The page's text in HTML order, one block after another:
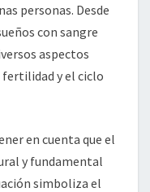
personas. Desde
con sangre
aspectos
y el ciclo
en cuenta que el
y fundamental
simboliza el